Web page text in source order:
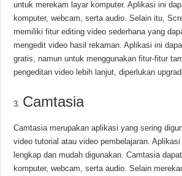
untuk merekam layar komputer. Aplikasi ini
komputer, webcam, serta audio. Selain itu,
memiliki fitur editing video sederhana yang
mengedit video hasil rekaman. Aplikasi ini
gratis, namun untuk menggunakan fitur-fitur
pengeditan video lebih lanjut, diperlukan
Camtasia
Camtasia merupakan aplikasi yang sering
video tutorial atau video pembelajaran.
lengkap dan mudah digunakan. Camtasia
komputer, webcam, serta audio. Selain